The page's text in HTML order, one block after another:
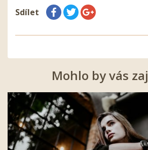
Sdílet
Mohlo by vás